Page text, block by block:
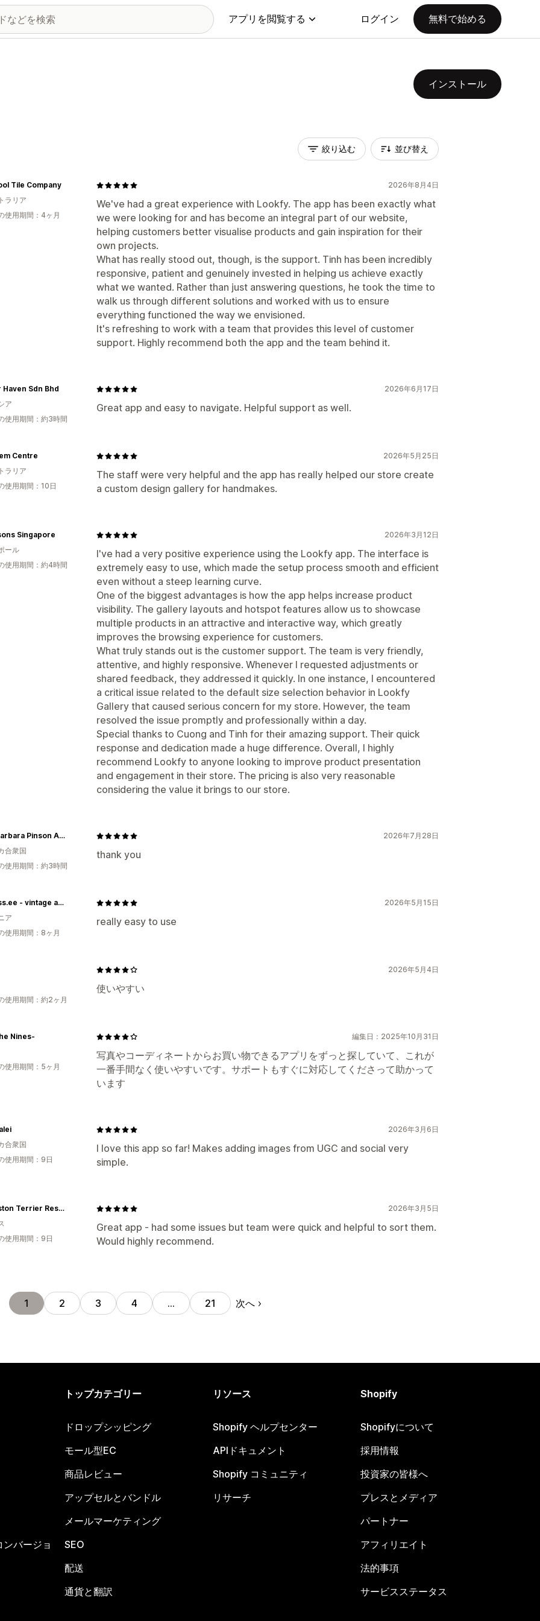
アプリを閲覧する ログイン 無料で始める
インストール
絞り込む 並び替え
2026年8月4日
We've had a great experience with Lookfy. The app has been exactly what
we were looking for and has become an integral part of our website,
helping customers better visualise products and gain inspiration for their
own projects.
What has really stood out, though, is the support. Tinh has been incredibly
responsive, patient and genuinely invested in helping us achieve exactly
what we wanted. Rather than just answering questions, he took the time to
walk us through different solutions and worked with us to ensure
everything functioned the way we envisioned.
It's refreshing to work with a team that provides this level of customer
support. Highly recommend both the app and the team behind it.
Tile Company
ラリア
使用期間：4ヶ月
2026年6月17日
Great app and easy to navigate. Helpful support as well.
Haven Sdn Bhd
ア
使用期間：約3時間
2026年5月25日
The staff were very helpful and the app has really helped our store create
a custom design gallery for handmakes.
Centre
ラリア
使用期間：10日
2026年3月12日
I've had a very positive experience using the Lookfy app. The interface is
extremely easy to use, which made the setup process smooth and efficient
even without a steep learning curve.
One of the biggest advantages is how the app helps increase product
visibility. The gallery layouts and hotspot features allow us to showcase
multiple products in an attractive and interactive way, which greatly
improves the browsing experience for customers.
What truly stands out is the customer support. The team is very friendly,
attentive, and highly responsive. Whenever I requested adjustments or
shared feedback, they addressed it quickly. In one instance, I encountered
a critical issue related to the default size selection behavior in Lookfy
Gallery that caused serious concern for my store. However, the team
resolved the issue promptly and professionally within a day.
Special thanks to Cuong and Tinh for their amazing support. Their quick
response and dedication made a huge difference. Overall, I highly
recommend Lookfy to anyone looking to improve product presentation
and engagement in their store. The pricing is also very reasonable
considering the value it brings to our store.
Singapore
ール
使用期間：約4時間
2026年7月28日
thank you
Lady Barbara Pinson Artist
合衆国
使用期間：約3時間
2026年5月15日
really easy to use
Ageless.ee - vintage and retro clothing online store
ア
使用期間：8ヶ月
2026年5月4日
使いやすい
使用期間：約2ヶ月
編集日：2025年10月31日
写真やコーディネートからお買い物できるアプリをずっと探していて、これが
一番手間なく使いやすいです。サポートもすぐに対応してくださって助かって
います
Nines-
使用期間：5ヶ月
2026年3月6日
I love this app so far! Makes adding images from UGC and social very
simple.
合衆国
使用期間：9日
2026年3月5日
Great app - had some issues but team were quick and helpful to sort them.
Would highly recommend.
UK Boston Terrier Rescue
使用期間：9日
1 2 3 4 … 21 次へ
バージョ
トップカテゴリー
ドロップシッピング
モール型EC
商品レビュー
アップセルとバンドル
メールマーケティング
SEO
配送
通貨と翻訳
リソース
Shopify ヘルプセンター
APIドキュメント
Shopify コミュニティ
リサーチ
Shopify
Shopifyについて
採用情報
投資家の皆様へ
プレスとメディア
パートナー
アフィリエイト
法的事項
サービスステータス